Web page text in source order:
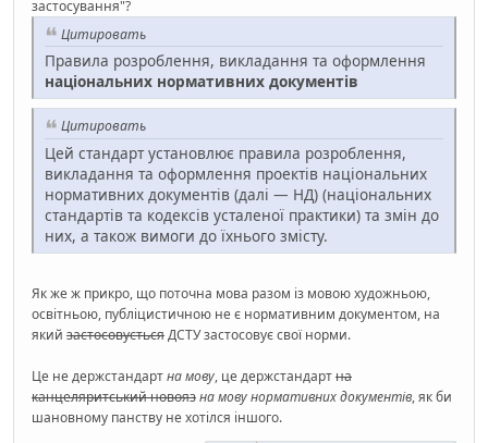
застосування"?
Цитировать
Правила розроблення, викладання та оформлення
національних нормативних документів
Цитировать
Цей стандарт установлює правила розроблення,
викладання та оформлення проектів національних
нормативних документів (далі — НД) (національних
стандартів та кодексів усталеної практики) та змін до
них, а також вимоги до їхнього змісту.
Як же ж прикро, що поточна мова разом із мовою художньою,
освітньою, публіцистичною не є нормативним документом, на
який застосовуєтьсяДСТУ застосовує свої норми.
Це не держстандартна мову, це держстандартна
канцеляритський новоязна мову нормативних документів, як би
шановному панству не хотілся іншого.